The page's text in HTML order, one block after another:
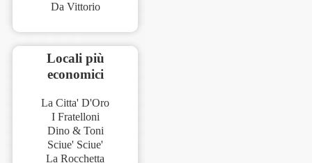
Da Vittorio
Locali più
economici
La Citta' D'Oro
I Fratelloni
Dino & Toni
Sciue' Sciue'
La Rocchetta